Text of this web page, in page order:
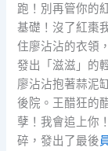
跑！別再管你的
基礎！沒了紅棗
住廖沾沾的衣領
發出「滋滋」的
廖沾沾抱著蒜泥
後院。王醋狂的
孽！我會追上你
碎，發出了最後